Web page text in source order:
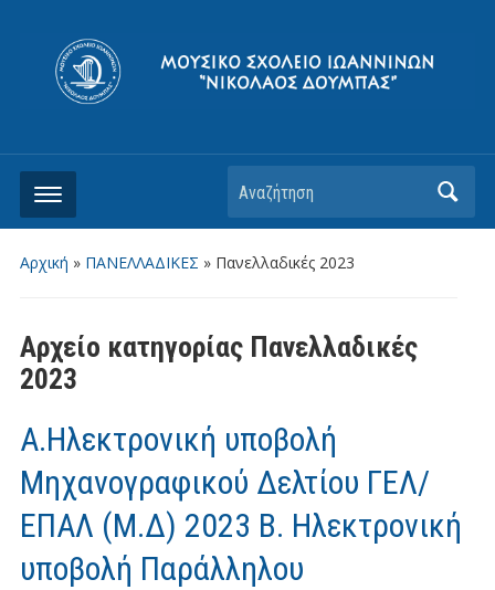
Αρχική » ΠΑΝΕΛΛΑΔΙΚΕΣ » Πανελλαδικές 2023
Αρχείο κατηγορίας Πανελλαδικές
2023
Α.Ηλεκτρονική υποβολή
Μηχανογραφικού Δελτίου ΓΕΛ/
ΕΠΑΛ (Μ.Δ) 2023 Β. Ηλεκτρονική
υποβολή Παράλληλου